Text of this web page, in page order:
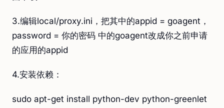
3.编辑local/proxy.ini，把其中的appid = goagent，
password = 你的密码 中的goagent改成你之前申请
的应用的appid
4.安装依赖：
sudo apt-get install python-dev python-greenlet